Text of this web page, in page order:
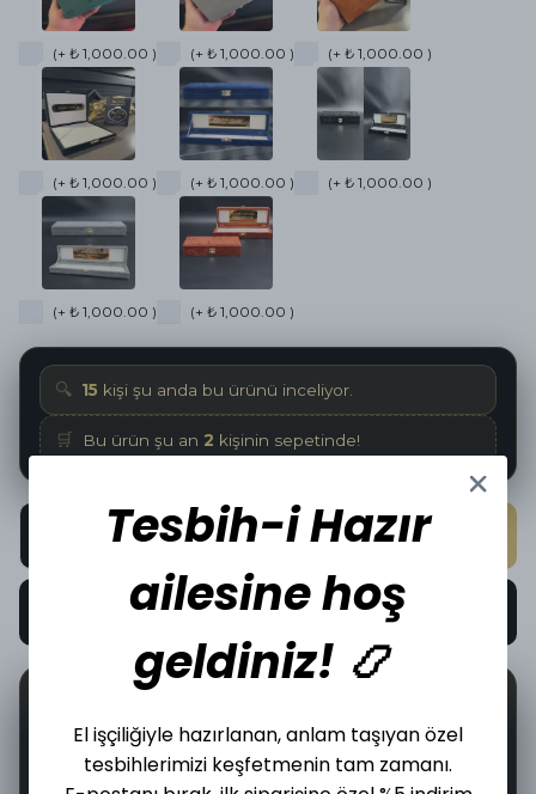
(+ ₺ 1,000.00 ) (+ ₺ 1,000.00 ) (+ ₺ 1,000.00 )
(+ ₺ 1,000.00 ) (+ ₺ 1,000.00 ) (+ ₺ 1,000.00 )
(+ ₺ 1,000.00 ) (+ ₺ 1,000.00 )
🔍 15 kişi şu anda bu ürünü inceliyor.
🛒 Bu ürün şu an 2 kişinin sepetinde!
SEPETE EKLE
HEMEN AL
Tesbih-i Hazır
ailesine hoş
geldiniz! 📿
El işçiliğiyle hazırlanan, anlam taşıyan özel
tesbihlerimizi keşfetmenin tam zamanı.